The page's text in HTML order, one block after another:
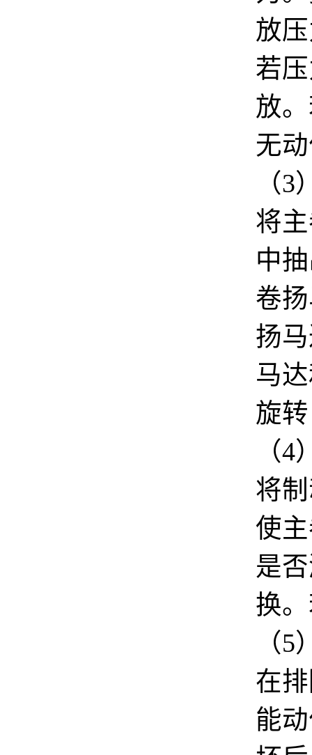
放
若
放
无
（3
将
中
卷
扬
马
旋
（4
将
使
是
换
（5
在
能